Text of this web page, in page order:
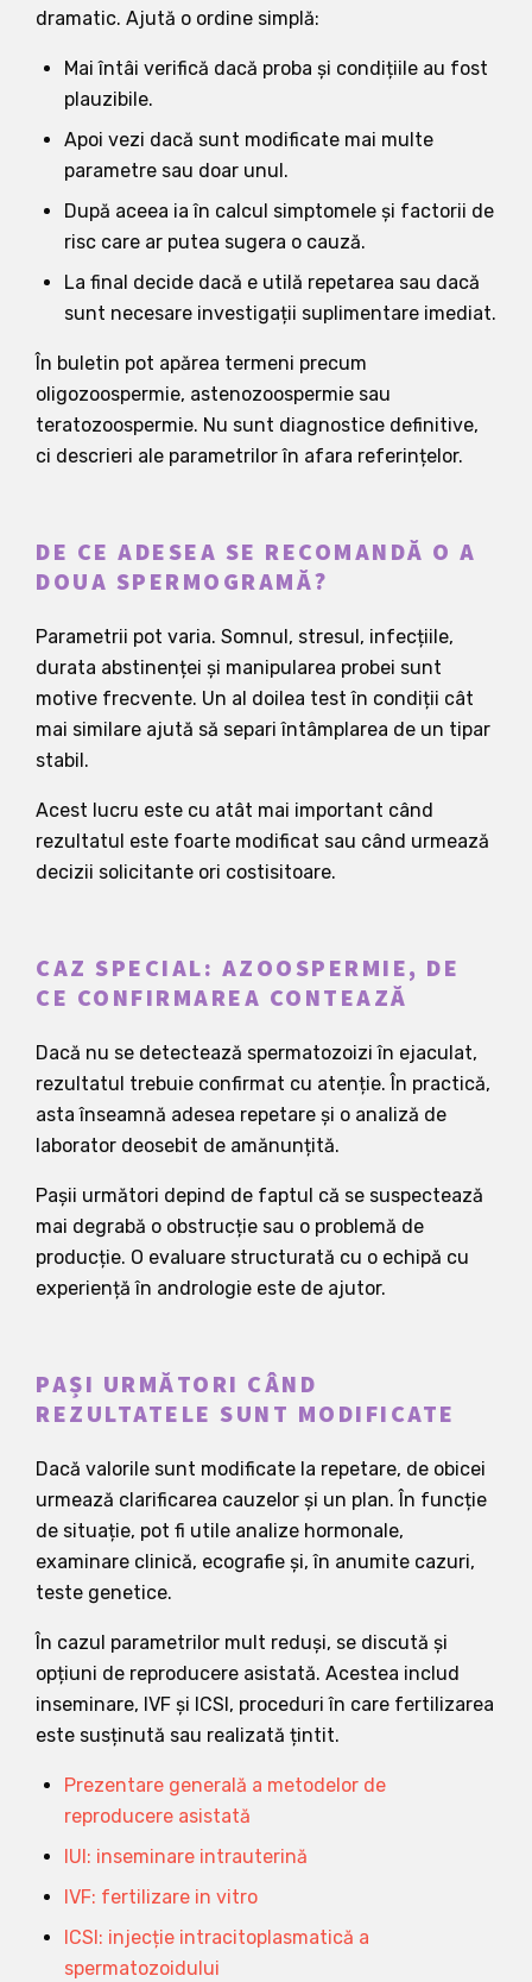
dramatic. Ajută o ordine simplă:
Mai întâi verifică dacă proba și condițiile au fost
plauzibile.
Apoi vezi dacă sunt modificate mai multe
parametre sau doar unul.
După aceea ia în calcul simptomele și factorii de
risc care ar putea sugera o cauză.
La final decide dacă e utilă repetarea sau dacă
sunt necesare investigații suplimentare imediat.
În buletin pot apărea termeni precum
oligozoospermie, astenozoospermie sau
teratozoospermie. Nu sunt diagnostice definitive,
ci descrieri ale parametrilor în afara referințelor.
DE CE ADESEA SE RECOMANDĂ O A
DOUA SPERMOGRAMĂ?
Parametrii pot varia. Somnul, stresul, infecțiile,
durata abstinenței și manipularea probei sunt
motive frecvente. Un al doilea test în condiții cât
mai similare ajută să separi întâmplarea de un tipar
stabil.
Acest lucru este cu atât mai important când
rezultatul este foarte modificat sau când urmează
decizii solicitante ori costisitoare.
CAZ SPECIAL: AZOOSPERMIE, DE
CE CONFIRMAREA CONTEAZĂ
Dacă nu se detectează spermatozoizi în ejaculat,
rezultatul trebuie confirmat cu atenție. În practică,
asta înseamnă adesea repetare și o analiză de
laborator deosebit de amănunțită.
Pașii următori depind de faptul că se suspectează
mai degrabă o obstrucție sau o problemă de
producție. O evaluare structurată cu o echipă cu
experiență în andrologie este de ajutor.
PAȘI URMĂTORI CÂND
REZULTATELE SUNT MODIFICATE
Dacă valorile sunt modificate la repetare, de obicei
urmează clarificarea cauzelor și un plan. În funcție
de situație, pot fi utile analize hormonale,
examinare clinică, ecografie și, în anumite cazuri,
teste genetice.
În cazul parametrilor mult reduși, se discută și
opțiuni de reproducere asistată. Acestea includ
inseminare, IVF și ICSI, proceduri în care fertilizarea
este susținută sau realizată țintit.
Prezentare generală a metodelor de
reproducere asistată
IUI: inseminare intrauterină
IVF: fertilizare in vitro
ICSI: injecție intracitoplasmatică a
spermatozoidului